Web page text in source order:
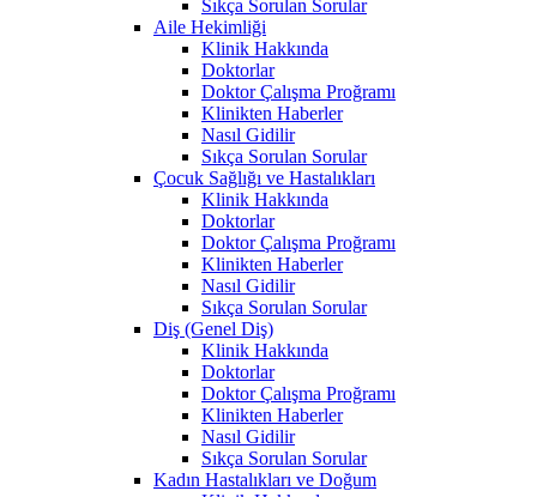
Sıkça Sorulan Sorular
Aile Hekimliği
Klinik Hakkında
Doktorlar
Doktor Çalışma Proğramı
Klinikten Haberler
Nasıl Gidilir
Sıkça Sorulan Sorular
Çocuk Sağlığı ve Hastalıkları
Klinik Hakkında
Doktorlar
Doktor Çalışma Proğramı
Klinikten Haberler
Nasıl Gidilir
Sıkça Sorulan Sorular
Diş (Genel Diş)
Klinik Hakkında
Doktorlar
Doktor Çalışma Proğramı
Klinikten Haberler
Nasıl Gidilir
Sıkça Sorulan Sorular
Kadın Hastalıkları ve Doğum